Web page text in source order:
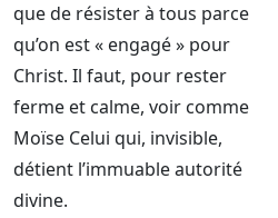
que de résister à tous parce
qu’on est « engagé » pour
Christ. Il faut, pour rester
ferme et calme, voir comme
Moïse Celui qui, invisible,
détient l’immuable autorité
divine.